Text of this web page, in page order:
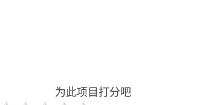
为此项目打分吧